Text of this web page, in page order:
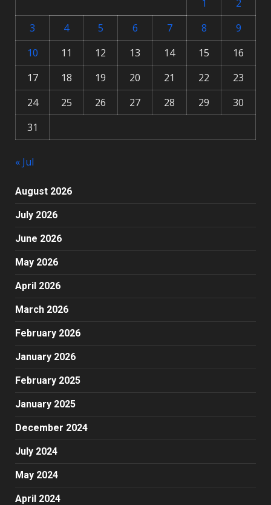
1
2
3
4 5 6 7 8
9
10
11 12 13 14 15
16
17
18 19 20 21 22
23
24
25 26 27 28 29
30
31
« Jul
August 2026
July 2026
June 2026
May 2026
April 2026
March 2026
February 2026
January 2026
February 2025
January 2025
December 2024
July 2024
May 2024
April 2024